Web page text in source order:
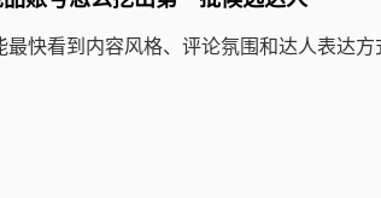
快看到内容风格、评论氛围和达人表达方